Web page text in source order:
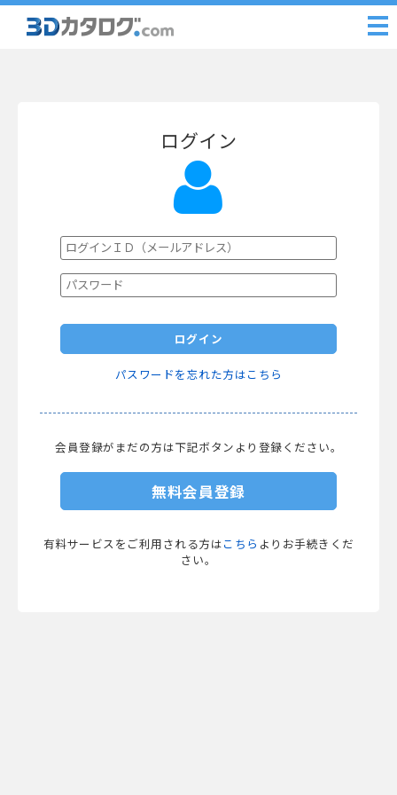
ログイン
ログイン
パスワードを忘れた方はこちら
会員登録がまだの方は下記ボタンより登録ください。
無料会員登録
有料サービスをご利用される方は こちら よりお手続きくだ
さい。